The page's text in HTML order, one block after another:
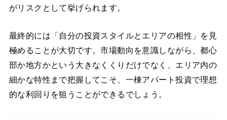
がリスクとして挙げられます。
最終的には「自分の投資スタイルとエリアの相性」を見
極めることが大切です。市場動向を意識しながら、都心
部か地方かという大きなくくりだけでなく、エリア内の
細かな特性まで把握してこそ、一棟アパート投資で理想
的な利回りを狙うことができるでしょう。